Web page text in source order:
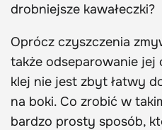
drobniejsze kawałeczki?
Oprócz czyszczenia
także odseparowanie jej
klej nie jest zbyt łatwy
na boki. Co zrobić w
bardzo prosty sposób,